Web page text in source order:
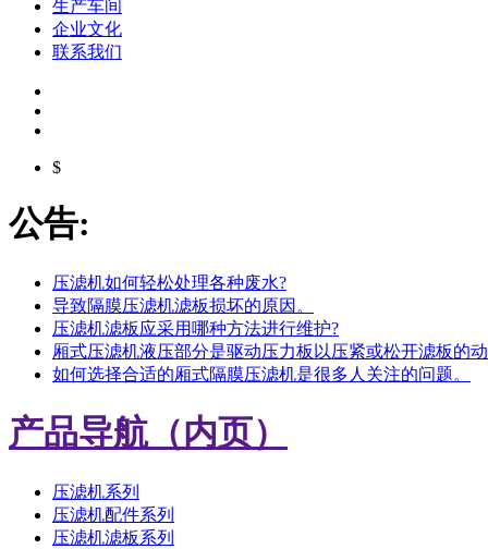
生产车间
企业文化
联系我们
$
公告:
压滤机如何轻松处理各种废水?
导致隔膜压滤机滤板损坏的原因。
压滤机滤板应采用哪种方法进行维护?
厢式压滤机液压部分是驱动压力板以压紧或松开滤板的
如何选择合适的厢式隔膜压滤机是很多人关注的问题。
产品导航（内页）
压滤机系列
压滤机配件系列
压滤机滤板系列